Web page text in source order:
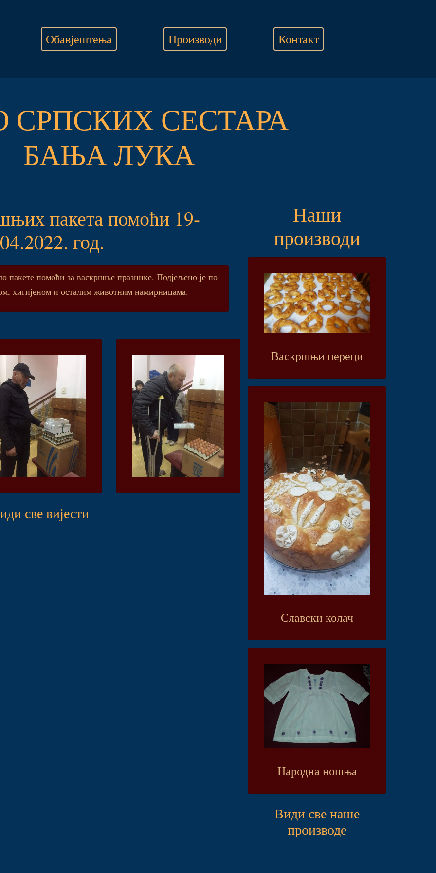
Обавјештења Производи Контакт
СРПСКИХ СЕСТАРА
БАЊА ЛУКА
пакета помоћи 19-
год.
пакете помоћи за васкршње празнике. Подјељено је по
хигијеном и осталим животним намирницама.
све вијести
Наши
производи
Васкршњи переци
Славски колач
Народна ношња
Види све наше
производе